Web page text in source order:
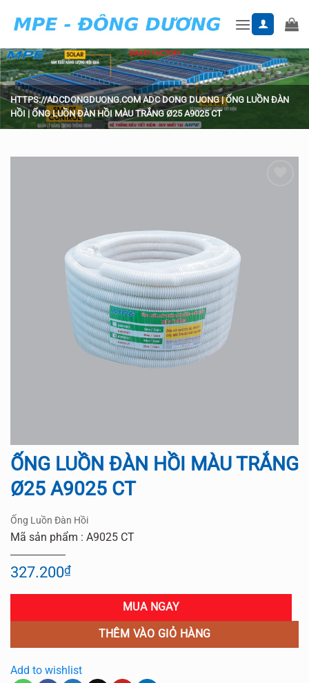
HTTPS://ADCDONGDUONG.COM ADC DONG DUONG|ỐNG LUỒN ĐÀN
HỒI |ỐNG LUỒN ĐÀN HỒI MÀU TRẮNG Ø25 A9025 CT
ỐNG LUỒN ĐÀN HỒI MÀU TRẮNG
Ø25 A9025 CT
Ống Luồn Đàn Hồi
Mã sản phẩm : A9025 CT
327.200₫
MUA NGAY
THÊM VÀO GIỎ HÀNG
Add to wishlist